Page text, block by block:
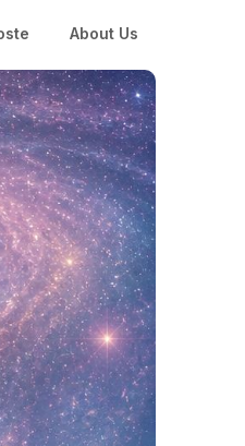
About Us